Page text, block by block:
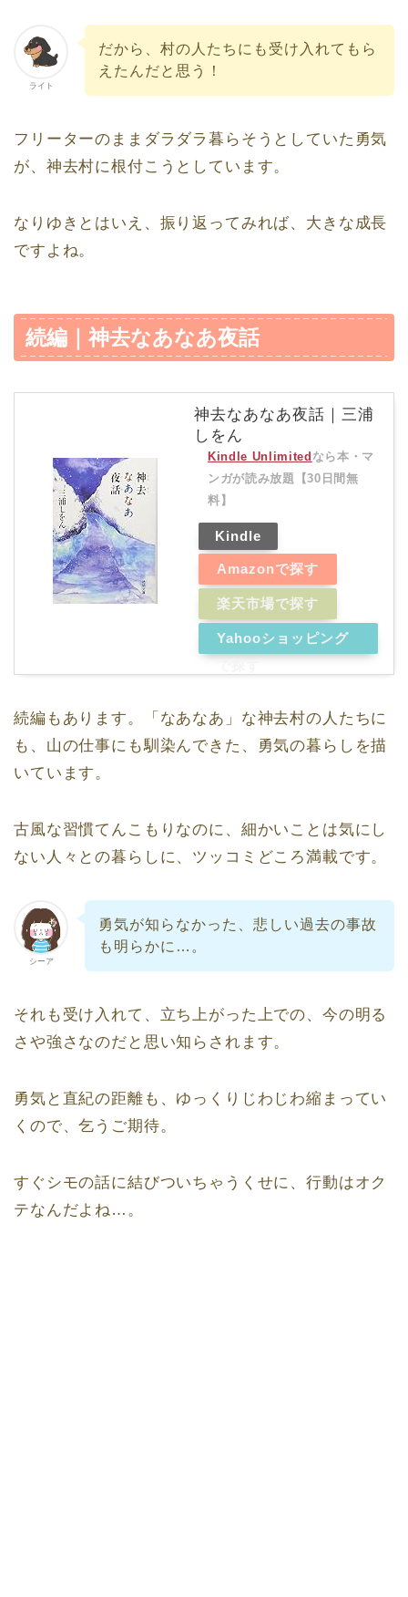
ライト
だから、村の人たちにも受け入れてもら
えたんだと思う！
フリーターのままダラダラ暮らそうとしていた勇気
が、神去村に根付こうとしています。
なりゆきとはいえ、振り返ってみれば、大きな成長
ですよね。
続編｜神去なあなあ夜話
神去なあなあ夜話｜三浦
しをん
Kindle Unlimited なら本・マ
ンガが読み放題【30日間無
料】
Kindle
Amazonで探す
楽天市場で探す
Yahooショッピング
続編もあります。「なあなあ」な神去村の人たちに
も、山の仕事にも馴染んできた、勇気の暮らしを描
いています。
古風な習慣てんこもりなのに、細かいことは気にし
ない人々との暮らしに、ツッコミどころ満載です。
シーア
勇気が知らなかった、悲しい過去の事故
も明らかに…。
それも受け入れて、立ち上がった上での、今の明る
さや強さなのだと思い知らされます。
勇気と直紀の距離も、ゆっくりじわじわ縮まってい
くので、乞うご期待。
すぐシモの話に結びついちゃうくせに、行動はオク
テなんだよね…。